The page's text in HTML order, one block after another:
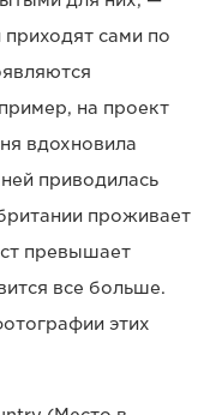
сами по
на проект
вдохновила
приводилась
проживает
превышает
все больше.
этих